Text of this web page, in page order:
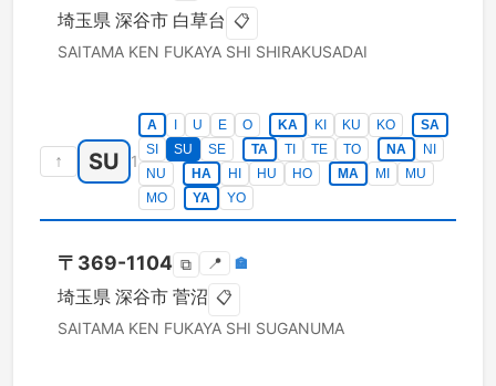
埼玉県 深谷市 白草台 📋
SAITAMA KEN FUKAYA SHI SHIRAKUSADAI
↑ SU 1
A U E O KA KI KU KO
SA
SI
SU SE TA TI TE TO NA
NI
NU
HA HI HU HO MA MI
MU
MO
YA YO
〒 369-1104 ⧉ 📍 🏣
埼玉県 深谷市 菅沼 📋
SAITAMA KEN FUKAYA SHI SUGANUMA